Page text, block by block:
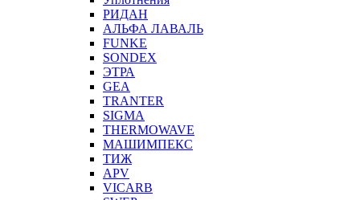
РИДАН
АЛЬФА ЛАВАЛЬ
FUNKE
SONDEX
ЭТРА
GEA
TRANTER
SIGMA
THERMOWAVE
МАШИМПЕКС
ТИЖ
APV
VICARB